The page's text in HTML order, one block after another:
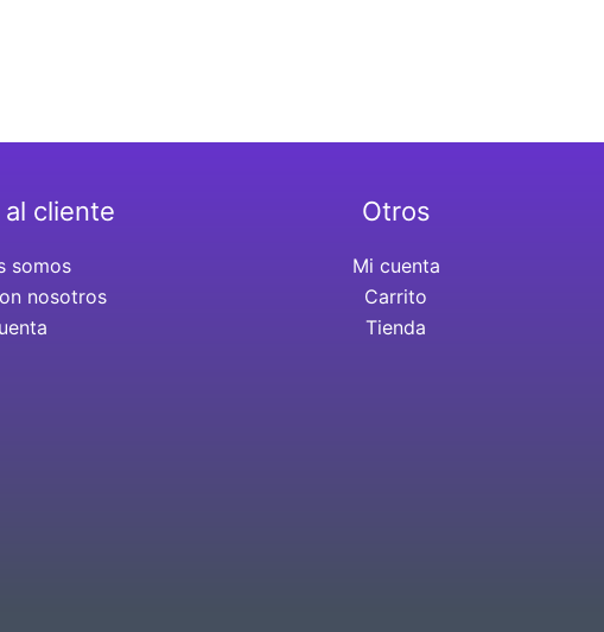
cliente
somos
nosotros
Otros
Mi cuenta
Carrito
Tienda